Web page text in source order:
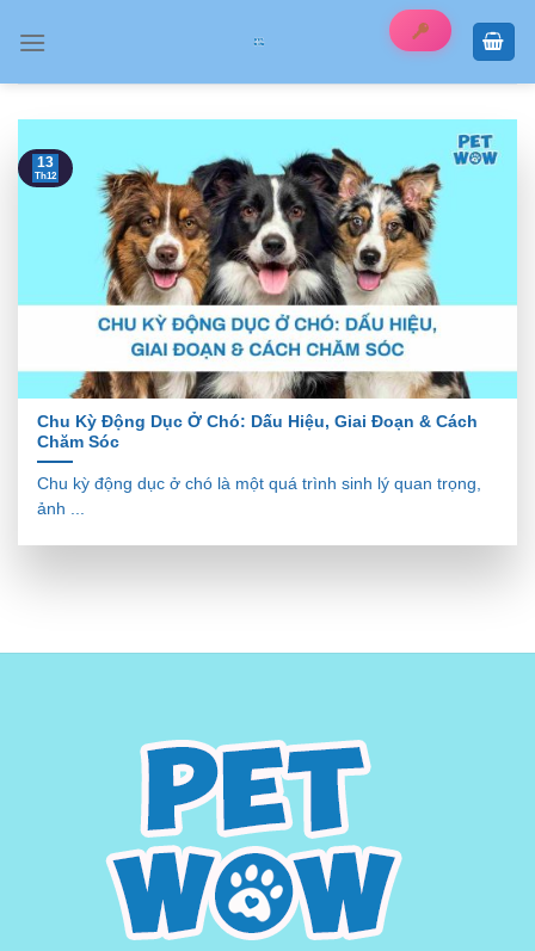
Chu Kỳ Động Dục Ở Chó: Dấu Hiệu, Giai Đoạn & Cách
Chăm Sóc
Chu kỳ động dục ở chó là một quá trình sinh lý quan trọng,
ảnh ...
13
Th12